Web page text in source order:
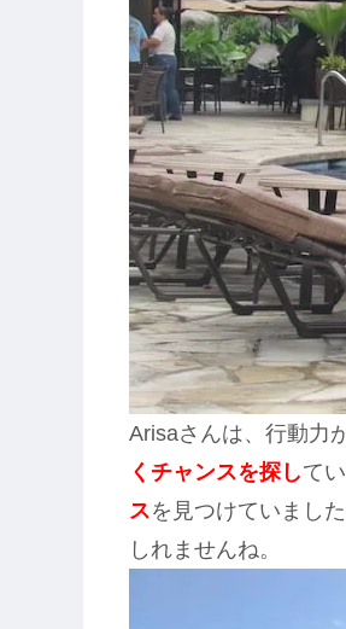
Arisaさんは、行動力
くチャンスを探して
スを見つけていまし
しれませんね。